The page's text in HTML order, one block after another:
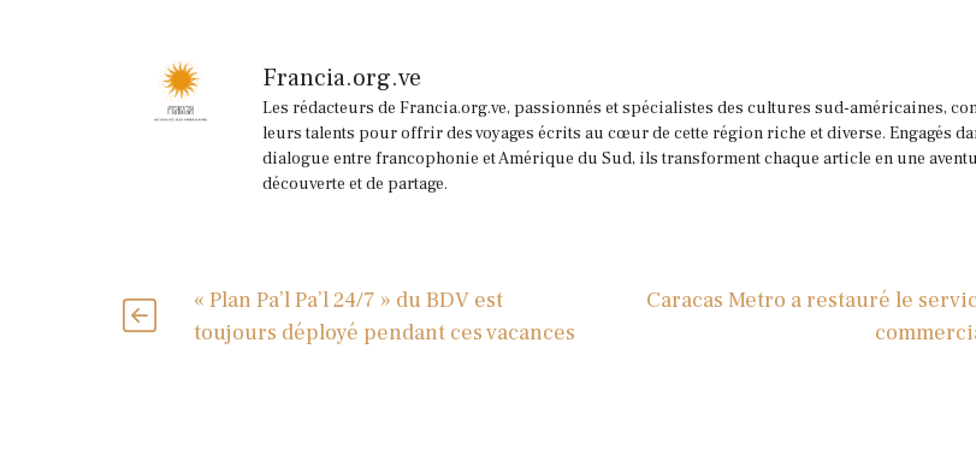
Francia.org.ve
Les rédacteurs de Francia.org.ve, passionnés et spécialistes des cultures sud-américaines,
leurs talents pour offrir des voyages écrits au cœur de cette région riche et diverse. Engagés
dialogue entre francophonie et Amérique du Sud, ils transforment chaque article en une
découverte et de partage.
« Plan Pa’l Pa’l 24/7 » du BDV est
toujours déployé pendant ces vacances
Caracas Metro a restauré le